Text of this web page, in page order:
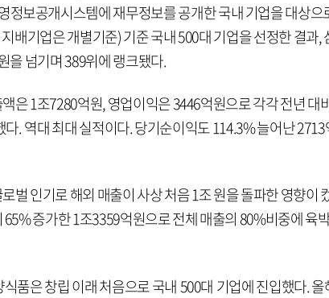
정보공개시스템에 재무정보를 공개한 국내 기업을 대상으
배기업은 개별기준) 기준 국내 500대 기업을 선정한 결과,
을 넘기며 389위에 랭크됐다.
은 1조7280억원, 영업이익은 3446억원으로 각각 전년 대
. 역대 최대 실적이다. 당기순이익도 114.3% 늘어난 2713
벌 인기로 해외 매출이 사상 처음 1조 원을 돌파한 영향이
증가한 1조3359억원으로 전체 매출의 80%비중에 육
품은 창립 이래 처음으로 국내 500대 기업에 진입했다. 올